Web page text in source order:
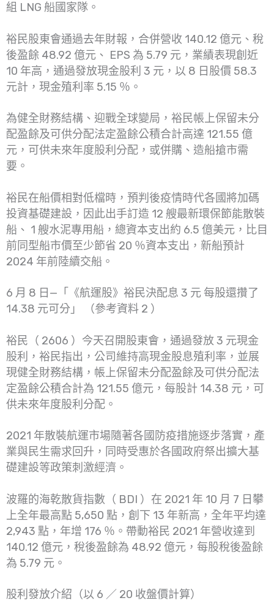
組 LNG 船國家隊。
裕民股東會通過去年財報，合併營收 140.12 億元、稅
後盈餘 48.92 億元、 EPS 為 5.79 元，業績表現創近
10 年高，通過發放現金股利 3 元，以 8 日股價 58.3
元計，現金殖利率 5.15 ％。
為健全財務結構、迎戰全球變局，裕民帳上保留未分
配盈餘及可供分配法定盈餘公積合計高達 121.55 億
元，可供未來年度股利分配，或併購、造船搶市需
要。
裕民在船價相對低檔時，預判後疫情時代各國將加碼
投資基礎建設，因此出手訂造 12 艘最新環保節能散裝
船、 1 艘水泥專用船，總資本支出約 6.5 億美元，比目
前同型船市價至少節省 20 ％資本支出，新船預計
2024 年前陸續交船。
6 月 8 日—「《航運股》裕民決配息 3 元 每股還攢了
14.38 元可分」 （參考資料 2 ）
裕民（ 2606 ）今天召開股東會，通過發放 3 元現金
股利，裕民指出，公司維持高現金股息殖利率，並展
現健全財務結構，帳上保留未分配盈餘及可供分配法
定盈餘公積合計為 121.55 億元，每股計 14.38 元，可
供未來年度股利分配。
2021 年散裝航運市場隨著各國防疫措施逐步落實，產
業與民生需求回升，同時受惠於各國政府祭出擴大基
礎建設等政策刺激經濟。
波羅的海乾散貨指數（ BDI ）在 2021 年 10 月 7 日攀
上全年最高點 5,650 點，創下 13 年新高，全年平均達
2,943 點，年增 176 ％。帶動裕民 2021 年營收達到
140.12 億元，稅後盈餘為 48.92 億元，每股稅後盈餘
為 5.79 元。
股利發放介紹（以 6 ／ 20 收盤價計算）